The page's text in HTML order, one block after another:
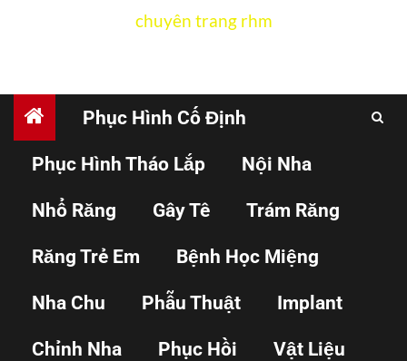
chuyên trang rhm
Phục Hình Cố Định
Phục Hình Tháo Lắp Nội Nha
Nhổ Răng Gây Tê Trám Răng
Răng Trẻ Em Bệnh Học Miệng
Nha Chu Phẫu Thuật Implant
Chỉnh Nha Phục Hồi Vật Liệu
Biến chứng sau phẫu
thuật nhổ răng khôn –
P3 – Nhiễm trùng